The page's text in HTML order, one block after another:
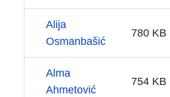
Alija
Osmanbašić
780 KB
Alma
Ahmetović
754 KB